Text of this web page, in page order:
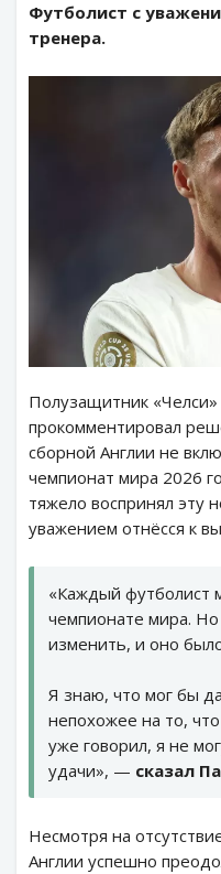
Футболист с
тренера.
Полузащитник
прокомментировал
сборной Англии не
чемпионат мира 2026
тяжело воспринял эту
уважением отнёсся к
«Каждый футболист
чемпионате мира.
изменить, и оно
Я знаю, что мог бы
непохожее на то,
уже говорил, я не
удачи», — сказал
Несмотря на
Англии успешно